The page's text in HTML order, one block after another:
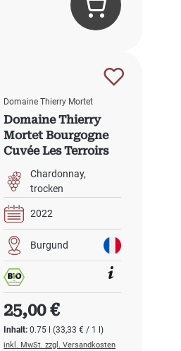
Domaine Thierry Mortet
Domaine Thierry
Mortet Bourgogne
Cuvée Les Terroirs
de Daix 2022 BIO
Chardonnay
trocken
2022
Burgund
Inhalt:0.75 l(33,33 € / 1 l)
Regulärer Preis:
25,00 €
inkl. MwSt. zzgl. Versandkosten